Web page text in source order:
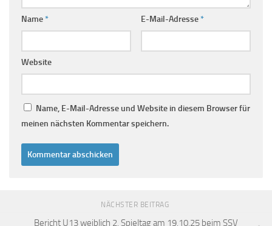
Name* E-Mail-Adresse*
Website
Name, E-Mail-Adresse und Website in diesem Browser für
meinen nächsten Kommentar speichern.
NÄCHSTER BEITRAG
Bericht U13 weiblich 2. Spieltag am 19.10.25 beim SSV